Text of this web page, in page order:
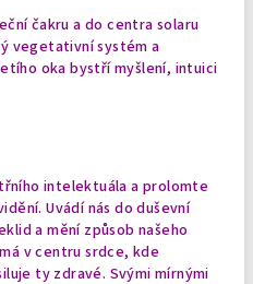
čakru a do centra solaru
vegetativní systém a
oka bystří myšlení, intuici
intelektuála a prolomte
Uvádí nás do duševní
a mění způsob našeho
v centru srdce, kde
ty zdravé. Svými mírnými